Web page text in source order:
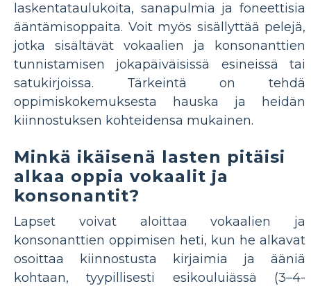
laskentataulukoita, sanapulmia ja foneettisia
ääntämisoppaita. Voit myös sisällyttää pelejä,
jotka sisältävät vokaalien ja konsonanttien
tunnistamisen jokapäiväisissä esineissä tai
satukirjoissa. Tärkeintä on tehdä
oppimiskokemuksesta hauska ja heidän
kiinnostuksen kohteidensa mukainen.
Minkä ikäisenä lasten pitäisi
alkaa oppia vokaalit ja
konsonantit?
Lapset voivat aloittaa vokaalien ja
konsonanttien oppimisen heti, kun he alkavat
osoittaa kiinnostusta kirjaimia ja ääniä
kohtaan, tyypillisesti esikouluiässä (3–4-